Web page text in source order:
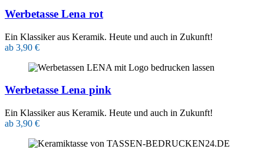
Werbetasse Lena rot
Ein Klassiker aus Keramik. Heute und auch in Zukunft!
ab 3,90 €
Werbetasse Lena pink
Ein Klassiker aus Keramik. Heute und auch in Zukunft!
ab 3,90 €